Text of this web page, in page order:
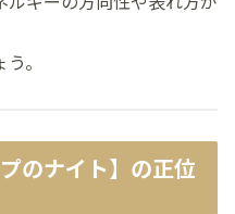
。
のナイト】の正位